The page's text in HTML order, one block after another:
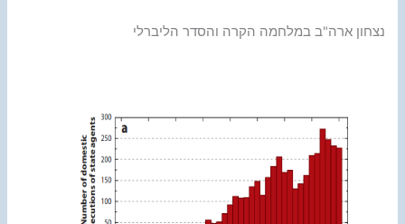
נצחון ארה"ב במלחמה הקרה והסדר הליברלי